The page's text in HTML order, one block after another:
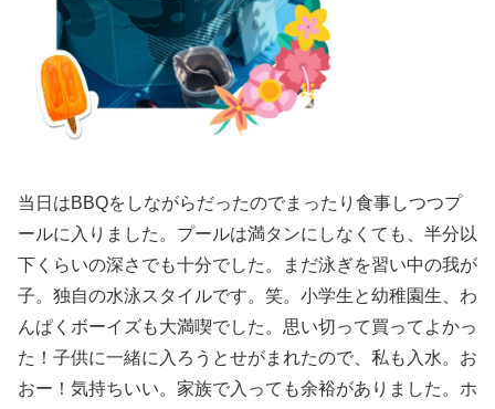
当日はBBQをしながらだったのでまったり食事しつつプ
ールに入りました。プールは満タンにしなくても、半分以
下くらいの深さでも十分でした。まだ泳ぎを習い中の我が
子。独自の水泳スタイルです。笑。小学生と幼稚園生、わ
んぱくボーイズも大満喫でした。思い切って買ってよかっ
た！子供に一緒に入ろうとせがまれたので、私も入水。お
おー！気持ちいい。家族で入っても余裕がありました。ホ